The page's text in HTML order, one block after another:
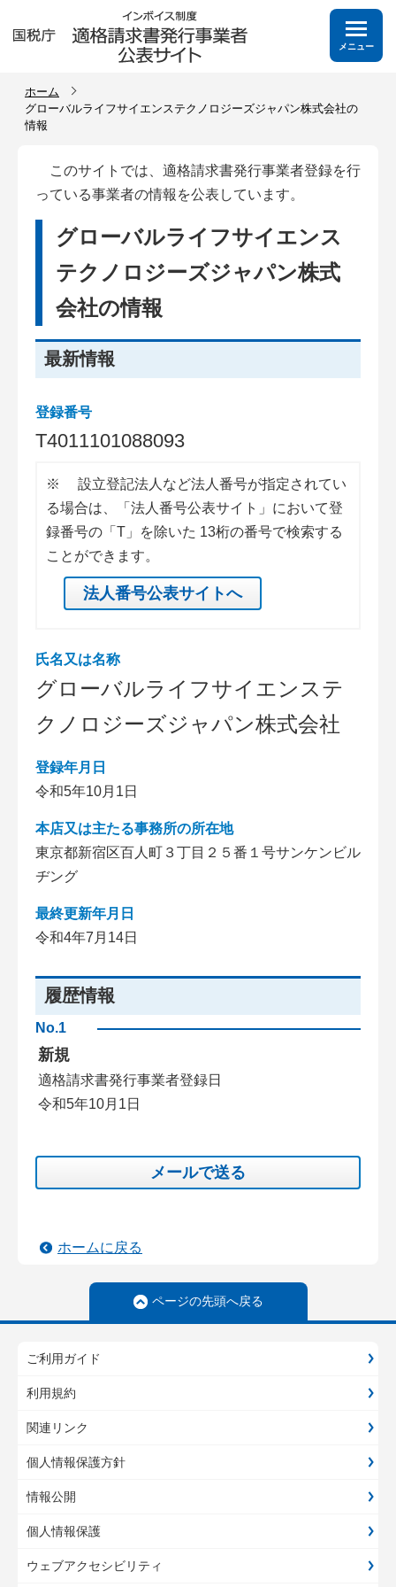
メニュー
ホーム
グローバルライフサイエンステクノロジーズジャパン株式会社の
情報
このサイトでは、適格請求書発行事業者登録を行
っている事業者の情報を公表しています。
グローバルライフサイエンス
テクノロジーズジャパン株式
会社の情報
最新情報
登録番号
T4011101088093
※
設立登記法人など法人番号が指定されてい
る場合は、「法人番号公表サイト」において登
録番号の「T」を除いた 13桁の番号で検索する
ことができます。
法人番号公表サイトへ
氏名又は名称
グローバルライフサイエンステ
クノロジーズジャパン株式会社
登録年月日
令和5年10月1日
本店又は主たる事務所の所在地
東京都新宿区百人町３丁目２５番１号サンケンビル
ヂング
最終更新年月日
令和4年7月14日
履歴情報
No.1
新規
適格請求書発行事業者登録日
令和5年10月1日
メールで送る
ホームに戻る
ページの先頭へ戻る
ご利用ガイド
利用規約
関連リンク
個人情報保護方針
情報公開
個人情報保護
ウェブアクセシビリティ